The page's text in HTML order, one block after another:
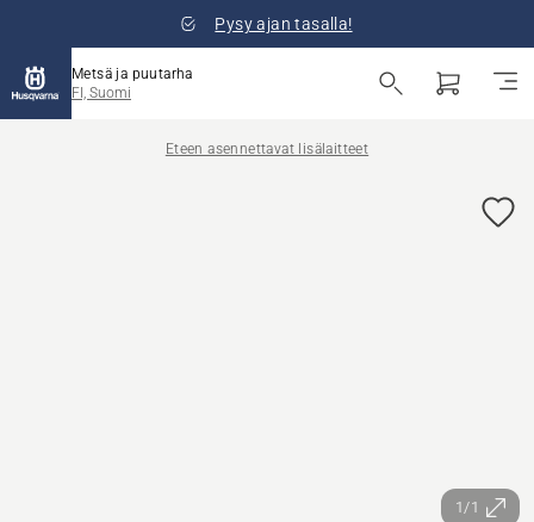
Pysy ajan tasalla!
Metsä ja puutarha
FI, Suomi
Eteen asennettavat lisälaitteet
1/1